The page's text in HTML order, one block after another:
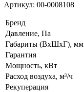
Артикул: 00-0008108
Бренд
Давление, Па
Габариты (ВхШхГ), мм
Гарантия
Мощность, кВт
Расход воздуха, м³/ч
Рекуперация